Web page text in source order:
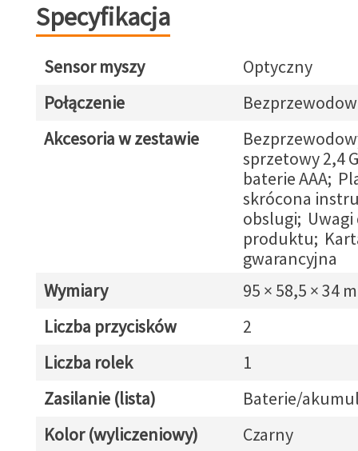
Specyfikacja
Sensor myszy
Optyczny
Połączenie
Akcesoria w zestawie
sprzetowy 2,4
baterie AAA;
skrócona
obslugi; Uwagi
produktu;
gwarancyjna
Wymiary
95 × 58,5 × 34
Liczba przycisków
2
Liczba rolek
1
Zasilanie (lista)
Baterie/
Kolor (wyliczeniowy)
Czarny